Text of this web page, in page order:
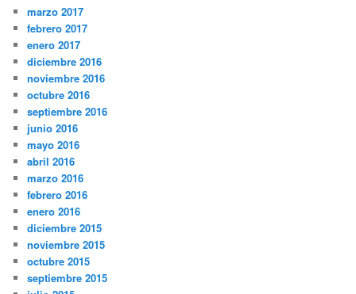
marzo 2017
febrero 2017
enero 2017
diciembre 2016
noviembre 2016
octubre 2016
septiembre 2016
junio 2016
mayo 2016
abril 2016
marzo 2016
febrero 2016
enero 2016
diciembre 2015
noviembre 2015
octubre 2015
septiembre 2015